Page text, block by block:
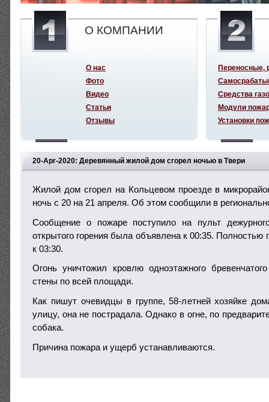
20-Apr-2020: Деревянный жилой дом сгорел ночью в Твери
Жилой дом сгорел на Кольцевом проезде в
ночь с 20 на 21 апреля. Об этом сообщили в
Сообщение о пожаре поступило на пульт
открытого горения была объявлена к 00:35. Полностью
к 03:30.
Огонь уничтожил кровлю одноэтажного
стены по всей площади.
Как пишут очевидцы в группе, 58-летней хозяйке
улицу, она не пострадала. Однако в огне, по
собака.
Причина пожара и ущерб устанавливаются.
О КОМПАНИИ
О нас
Фото
Видео
Статьи
Отзывы
Переносные,
Средства
Модули
Установки